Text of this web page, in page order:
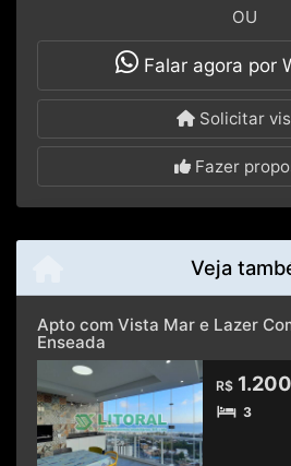
OU
Falar agora por
Solicitar
Fazer
Veja
Apto com Vista Mar e Lazer
Enseada
R$
3